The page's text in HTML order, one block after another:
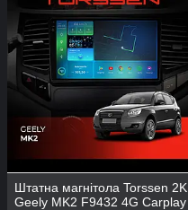
Штатна магнітола Torssen 2K
Geely MK2 F9432 4G Carplay